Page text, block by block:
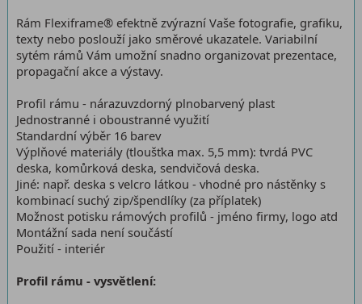
Rám Flexiframe® efektně zvýrazní Vaše fotografie, grafiku,
texty nebo poslouží jako směrové ukazatele. Variabilní
sytém rámů Vám umožní snadno organizovat prezentace,
propagační akce a výstavy.
Profil rámu - nárazuvzdorný plnobarvený plast
Jednostranné i oboustranné využití
Standardní výběr 16 barev
Výplňové materiály (tloušťka max. 5,5 mm): tvrdá PVC
deska, komůrková deska, sendvičová deska.
Jiné: např. deska s velcro látkou - vhodné pro nástěnky s
kombinací suchý zip/špendlíky (za příplatek)
Možnost potisku rámových profilů - jméno firmy, logo atd
Montážní sada není součástí
Použití - interiér
Profil rámu - vysvětlení: